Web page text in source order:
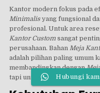
Kantor modern fokus pada
Minimalis yang fungsional
profesional. Untuk area
Kantor Custom sangat
perusahaan. BahanMeja
adalah pilihan paling umum
membandingkan dengan
tapi untuk area utama,
Hubungi